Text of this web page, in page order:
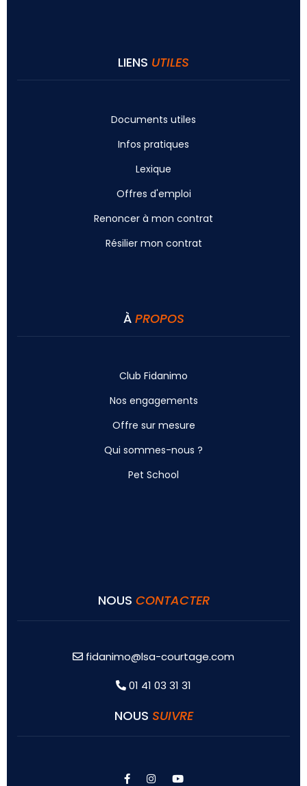
LIENS UTILES
Documents utiles
Infos pratiques
Lexique
Offres d'emploi
Renoncer à mon contrat
Résilier mon contrat
À PROPOS
Club Fidanimo
Nos engagements
Offre sur mesure
Qui sommes-nous ?
Pet School
NOUS CONTACTER
fidanimo@lsa-courtage.com
01 41 03 31 31
NOUS SUIVRE
facebookinstagramyoutube